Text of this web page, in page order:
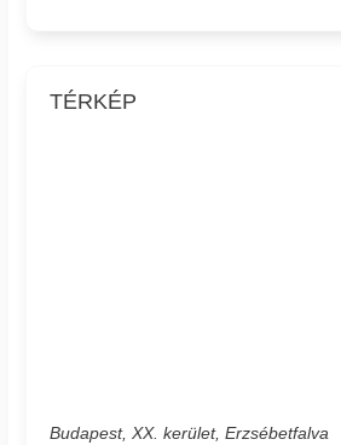
TÉRKÉP
Budapest, XX. kerület, Erzsébetfalva